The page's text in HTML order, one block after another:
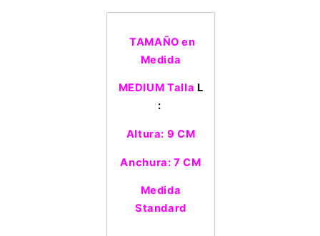
TAMAÑO en
Medida
MEDIUM Talla L
:
Altura: 9 CM
Anchura: 7 CM
Medida
Standard